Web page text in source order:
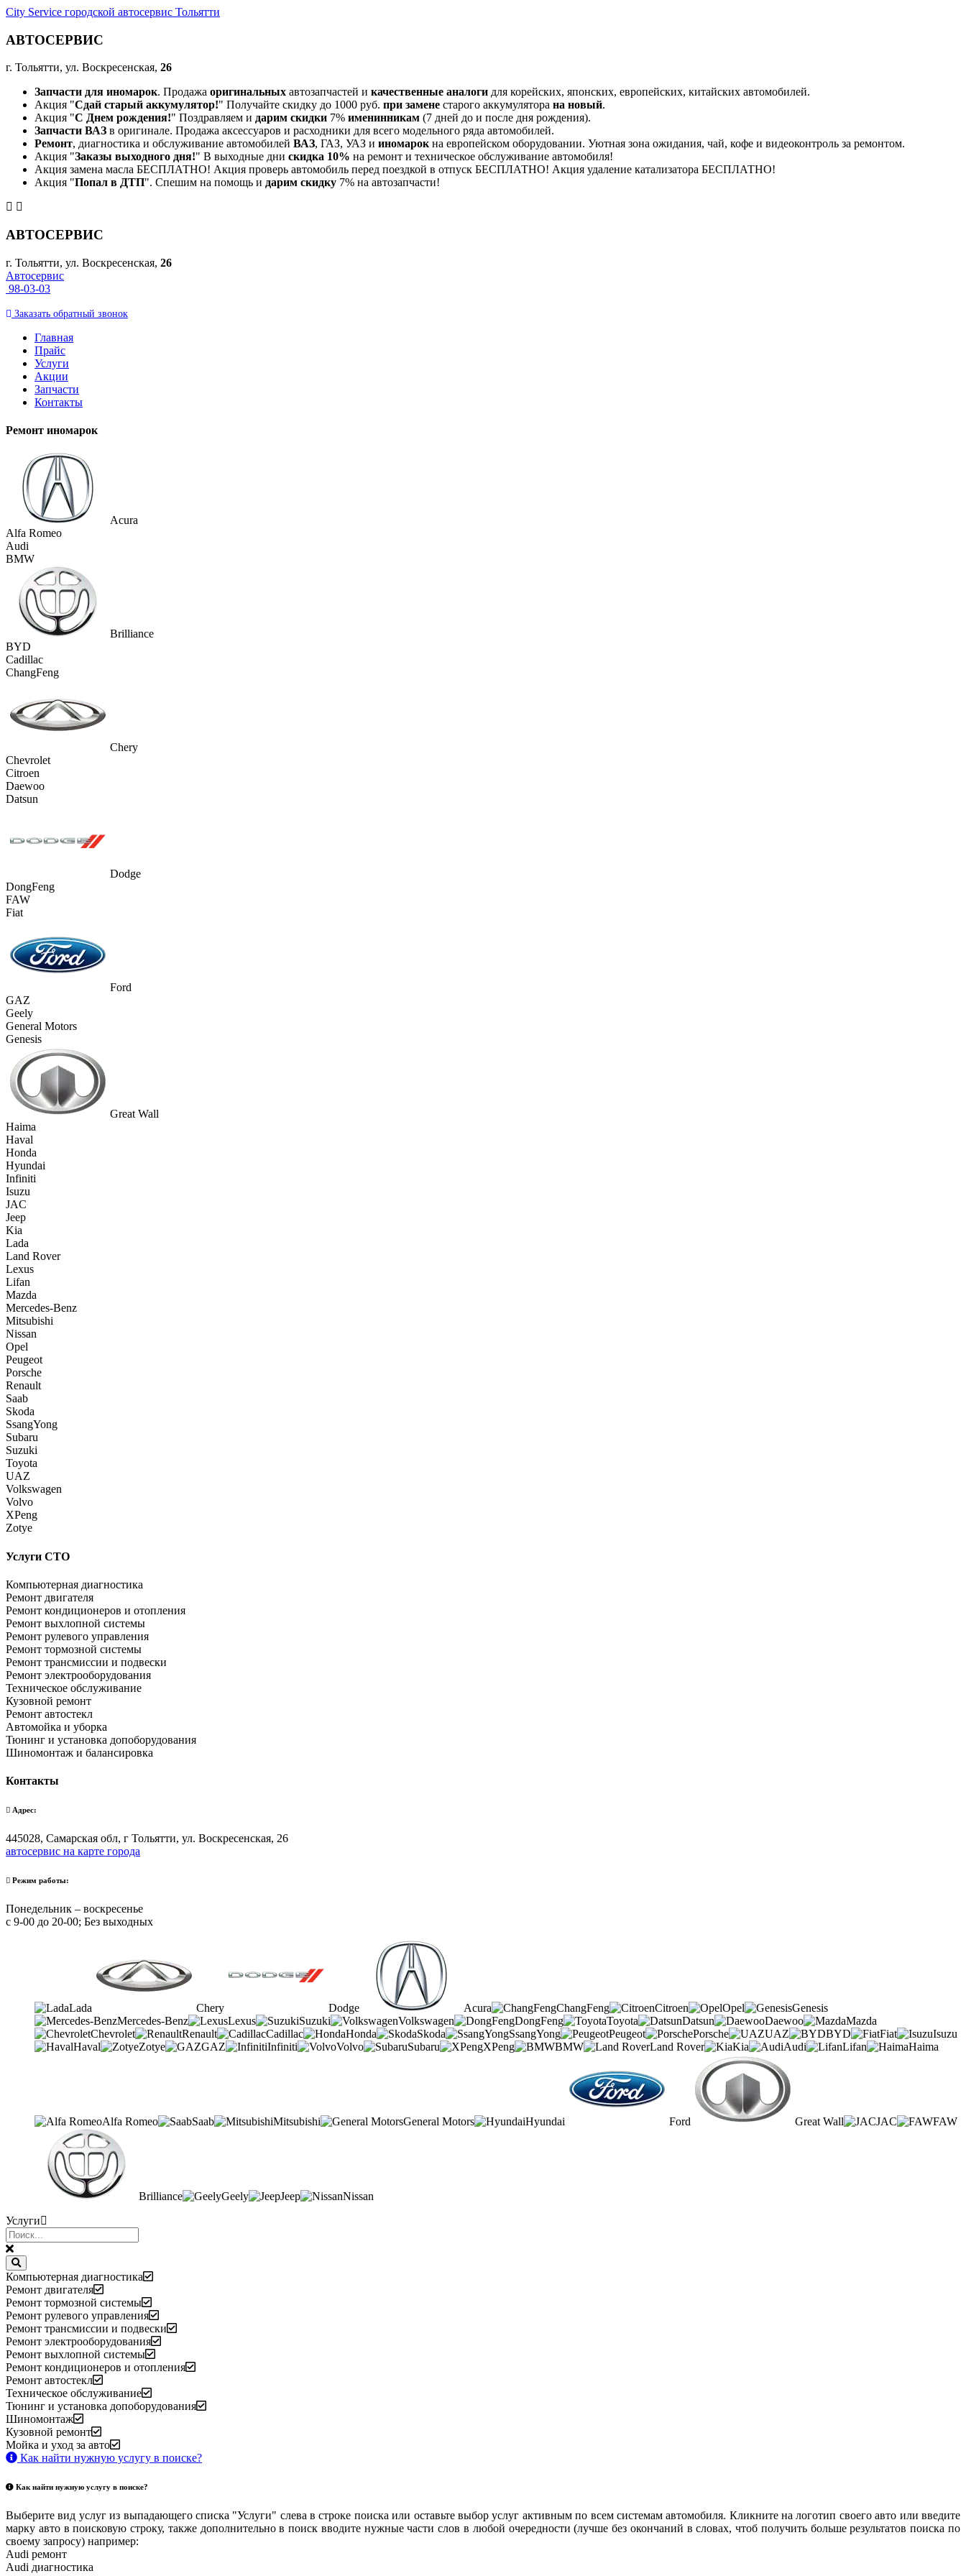
City Service городской автосервис Тольятти
АВТОСЕРВИС
г. Тольятти, ул. Воскресенская, 26
Запчасти для иномарок. Продажа оригинальных автозапчастей и качественные аналоги для корейских, японских, европейских, китайских автомобилей.
Акция "Сдай старый аккумулятор!" Получайте скидку до 1000 руб. при замене старого аккумулятора на новый.
Акция "С Днем рождения!" Поздравляем и дарим скидки 7% именинникам (7 дней до и после дня рождения).
Запчасти ВАЗ в оригинале. Продажа аксессуаров и расходники для всего модельного ряда автомобилей.
Ремонт, диагностика и обслуживание автомобилей ВАЗ, ГАЗ, УАЗ и иномарокна европейском оборудовании. Уютная зона ожидания, чай, кофе и видеоконтроль за ремонтом.
Акция "Заказы выходного дня!" В выходные дни скидка 10% на ремонт и техническое обслуживание автомобиля!
Акция замена масла БЕСПЛАТНО! Акция проверь автомобиль перед поездкой в отпуск БЕСПЛАТНО! Акция удаление катализатора БЕСПЛАТНО!
Акция "Попал в ДТП". Спешим на помощь и дарим скидку 7% на автозапчасти!
АВТОСЕРВИС
г. Тольятти, ул. Воскресенская, 26
Автосервис
98-03-03
Заказать обратный звонок
Главная
Прайс
Услуги
Акции
Запчасти
Контакты
Ремонт иномарок
Acura
Alfa Romeo
Audi
BMW
Brilliance
BYD
Cadillac
ChangFeng
Chery
Chevrolet
Citroen
Daewoo
Datsun
Dodge
DongFeng
FAW
Fiat
Ford
GAZ
Geely
General Motors
Genesis
Great Wall
Haima
Haval
Honda
Hyundai
Infiniti
Isuzu
JAC
Jeep
Kia
Lada
Land Rover
Lexus
Lifan
Mazda
Mercedes-Benz
Mitsubishi
Nissan
Opel
Peugeot
Porsche
Renault
Saab
Skoda
SsangYong
Subaru
Suzuki
Toyota
UAZ
Volkswagen
Volvo
XPeng
Zotye
Услуги СТО
Компьютерная диагностика
Ремонт двигателя
Ремонт кондиционеров и отопления
Ремонт выхлопной системы
Ремонт рулевого управления
Ремонт тормозной системы
Ремонт трансмиссии и подвески
Ремонт электрооборудования
Техническое обслуживание
Кузовной ремонт
Ремонт автостекл
Автомойка и уборка
Тюнинг и установка допоборудования
Шиномонтаж и балансировка
Контакты
Адрес:
445028, Самарская обл, г Тольятти, ул. Воскресенская, 26
автосервис на карте города
Режим работы:
Понедельник – воскресенье
с 9-00 до 20-00; Без выходных
Lada Chery Dodge Acura ChangFeng Citroen Opel
Genesis
Mercedes-Benz
Lexus Suzuki Volkswagen DongFeng Toyota Datsun Daewoo
Mazda
Chevrolet
Renault Cadillac Honda Skoda SsangYong Peugeot Porsche UAZ BYD Fiat
Isuzu
Haval
Zotye GAZ Infiniti Volvo Subaru XPeng BMW Land Rover Kia Audi Lifan Haima
Alfa Romeo Saab Mitsubishi General Motors Hyundai Ford Great Wall JAC FAW
Brilliance Geely Jeep
Nissan
Услуги
Компьютерная диагностика
Ремонт двигателя
Ремонт тормозной системы
Ремонт рулевого управления
Ремонт трансмиссии и подвески
Ремонт электрооборудования
Ремонт выхлопной системы
Ремонт кондиционеров и отопления
Ремонт автостекл
Техническое обслуживание
Тюнинг и установка допоборудования
Шиномонтаж
Кузовной ремонт
Мойка и уход за авто
Как найти нужную услугу в поиске?
Как найти нужную услугу в поиске?
Выберите вид услуг из выпадающего списка "Услуги" слева в строке поиска или оставьте выбор услуг активным по всем системам автомобиля. Кликните на логотип своего авто или введите
марку авто в поисковую строку, также дополнительно в поиск вводите нужные части слов в любой очередности (лучше без окончаний в словах, чтоб получить больше результатов поиска по
своему запросу) например:
Audi ремонт
Audi диагностика